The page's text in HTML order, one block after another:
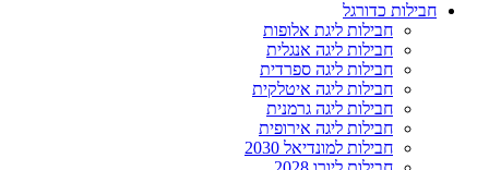
חבילות כדורגל
חבילות ליגת אלופות
חבילות ליגה אנגלית
חבילות ליגה ספרדית
חבילות ליגה איטלקית
חבילות ליגה גרמנית
חבילות ליגה אירופית
חבילות למונדיאל 2030